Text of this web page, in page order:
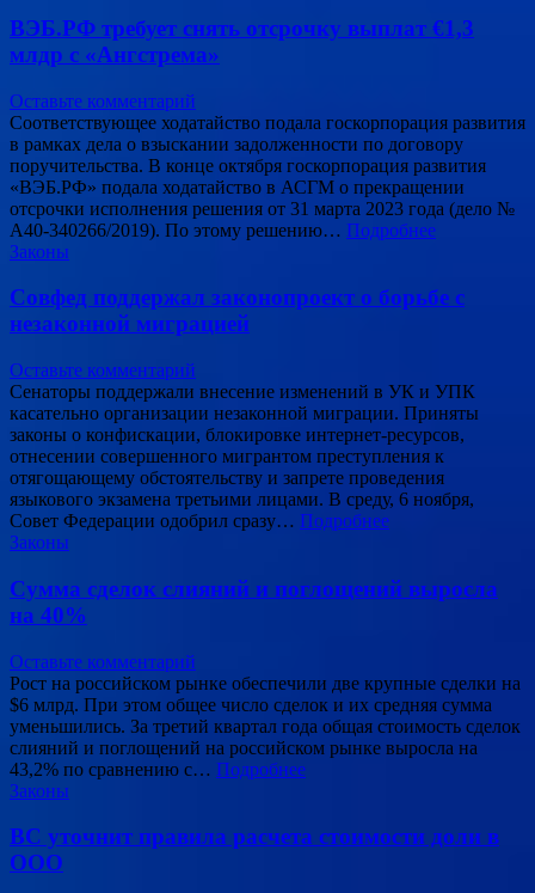
ВЭБ.РФ требует снять отсрочку выплат €1,3
млдр с «Ангстрема»
Оставьте комментарий
Соответствующее ходатайство подала госкорпорация развития
в рамках дела о взыскании задолженности по договору
поручительства. В конце октября госкорпорация развития
«ВЭБ.РФ» подала ходатайство в АСГМ о прекращении
отсрочки исполнения решения от 31 марта 2023 года (дело №
А40-340266/2019). По этому решению… Подробнее
Законы
Совфед поддержал законопроект о борьбе с
незаконной миграцией
Оставьте комментарий
Сенаторы поддержали внесение изменений в УК и УПК
касательно организации незаконной миграции. Приняты
законы о конфискации, блокировке интернет-ресурсов,
отнесении совершенного мигрантом преступления к
отягощающему обстоятельству и запрете проведения
языкового экзамена третьими лицами. В среду, 6 ноября,
Совет Федерации одобрил сразу… Подробнее
Законы
Сумма сделок слияний и поглощений выросла
на 40%
Оставьте комментарий
Рост на российском рынке обеспечили две крупные сделки на
$6 млрд. При этом общее число сделок и их средняя сумма
уменьшились. За третий квартал года общая стоимость сделок
слияний и поглощений на российском рынке выросла на
43,2% по сравнению с… Подробнее
Законы
ВС уточнит правила расчета стоимости доли в
ООО